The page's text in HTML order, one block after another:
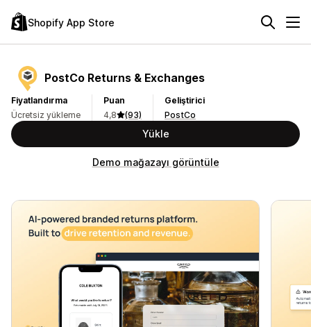
Shopify App Store
PostCo Returns & Exchanges
Fiyatlandırma
Ücretsiz yükleme
Puan
4,8
(93)
Geliştirici
PostCo
Yükle
Demo mağazayı görüntüle